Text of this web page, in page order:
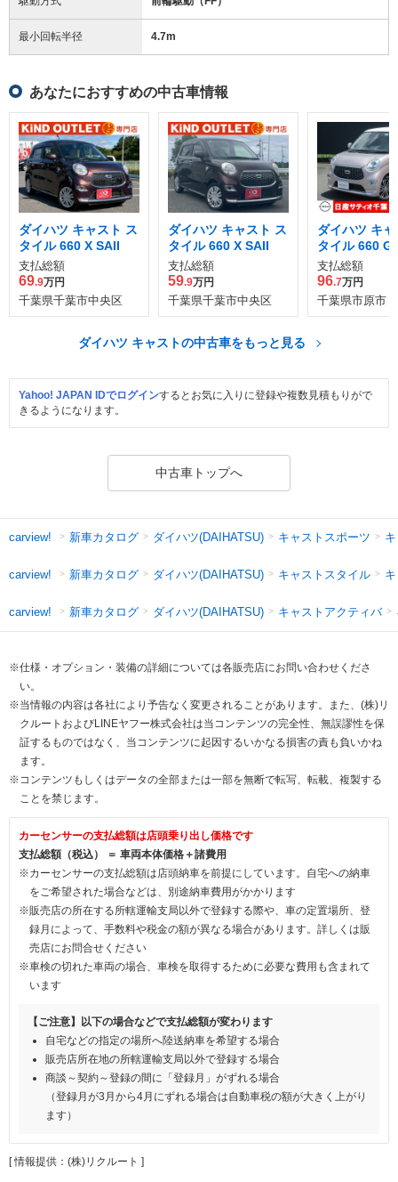
最小回転半径 4.7m
あなたにおすすめの中古車情報
ダイハツ キャスト ス
タイル 660 X SAII
支払総額
69.9万円
千葉県千葉市中央区
ダイハツ キャスト ス
タイル 660 X SAII
支払総額
59.9万円
千葉県千葉市中央区
ダイハツ キ
タイル 660 G
支払総額
96.7万円
千葉県市原市
ダイハツ キャストの中古車をもっと見る
Yahoo! JAPAN IDでログインするとお気に入りに登録や複数見積もりがで
きるようになります。
中古車トップへ
carview! 新車カタログ ダイハツ(DAIHATSU) キャストスポーツ
carview! 新車カタログ ダイハツ(DAIHATSU) キャストスタイル
carview! 新車カタログ ダイハツ(DAIHATSU) キャストアクティバ
※仕様・オプション・装備の詳細については各販売店にお問い合わせくださ
い。
※当情報の内容は各社により予告なく変更されることがあります。また、(株)リ
クルートおよびLINEヤフー株式会社は当コンテンツの完全性、無誤謬性を保
証するものではなく、当コンテンツに起因するいかなる損害の責も負いかね
ます。
※コンテンツもしくはデータの全部または一部を無断で転写、転載、複製する
ことを禁じます。
カーセンサーの支払総額は店頭乗り出し価格です
支払総額（税込） ＝ 車両本体価格＋諸費用
※カーセンサーの支払総額は店頭納車を前提にしています。自宅への納車
をご希望された場合などは、別途納車費用がかかります
※販売店の所在する所轄運輸支局以外で登録する際や、車の定置場所、登
録月によって、手数料や税金の額が異なる場合があります。詳しくは販
売店にお問合せください
※車検の切れた車両の場合、車検を取得するために必要な費用も含まれて
います
【ご注意】以下の場合などで支払総額が変わります
自宅などの指定の場所へ陸送納車を希望する場合
販売店所在地の所轄運輸支局以外で登録する場合
商談～契約～登録の間に「登録月」がずれる場合
（登録月が3月から4月にずれる場合は自動車税の額が大きく上がり
ます）
[ 情報提供：(株)リクルート ]